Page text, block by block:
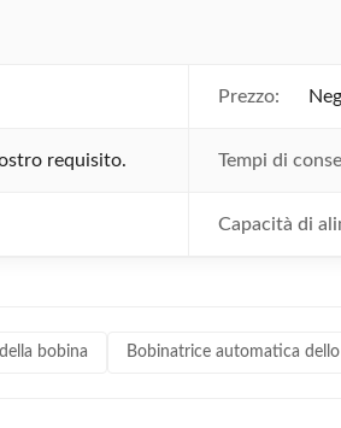
Prezzo:
requisito. Tempi di
Capacità di
bobina Bobinatrice automatica